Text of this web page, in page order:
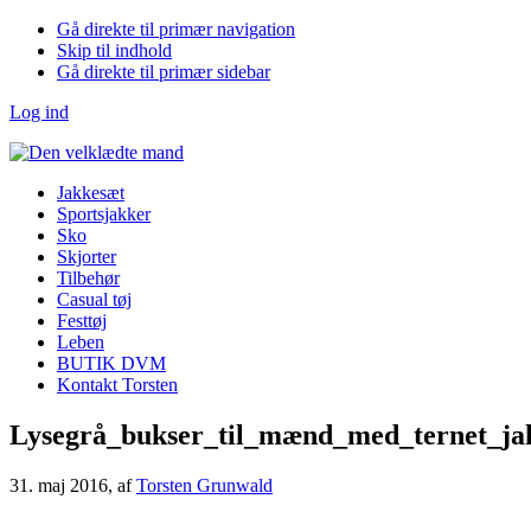
Gå direkte til primær navigation
Skip til indhold
Gå direkte til primær sidebar
Log ind
Jakkesæt
Sportsjakker
Sko
Skjorter
Tilbehør
Casual tøj
Festtøj
Leben
BUTIK DVM
Kontakt Torsten
31. maj 2016, afTorsten Grunwald